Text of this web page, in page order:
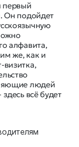
первый
Он подойдет
алфавита,
же, как и
людей
всё будет